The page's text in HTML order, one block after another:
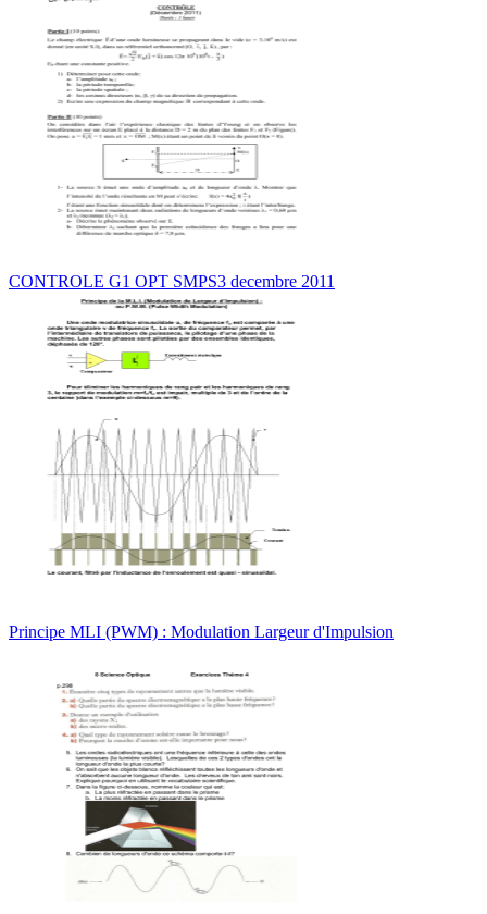
CONTROLE G1 OPT SMPS3 decembre 2011
Principe MLI (PWM) : Modulation Largeur d'Impulsion